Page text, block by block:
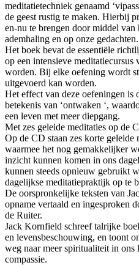
meditatietechniek genaamd
de geest rustig te maken. Hierbij
en-nu te brengen door middel van
ademhaling en op onze gedachten.
Het boek bevat de essentiële
op een intensieve meditatiecursus
worden. Bij elke oefening wordt
uitgevoerd kan worden.
Het effect van deze oefeningen
betekenis van ‘ontwaken ‘,
een leven met meer diepgang.
Met zes geleide meditaties op de
Op de CD staan zes korte
waarmee het nog gemakkelijker
inzicht kunnen komen in ons
kunnen steeds opnieuw gebruikt
dagelijkse meditatiepraktijk op te
De oorspronkelijke teksten van
opname vertaald en ingesproken
de Ruiter.
Jack Kornfield schreef talrijke
en levensbeschouwing, en toont
weg naar meer spiritualiteit in ons
compassie.